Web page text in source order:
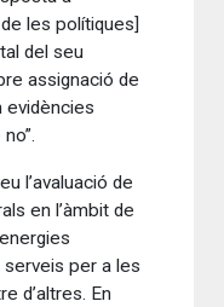
les polítiques]
del seu
assignació de
evidències
l’avaluació de
en l’àmbit de
per a les
d’altres. En